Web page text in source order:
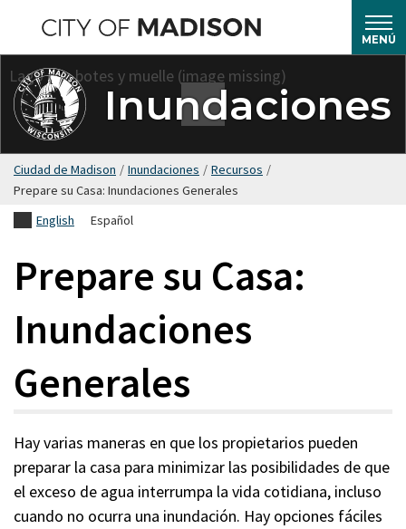
el
contenido
principal
MENÚ
Inundaciones
Ciudad de Madison / Inundaciones / Recursos /
Prepare su Casa: Inundaciones Generales
English
Español
Prepare su Casa:
Inundaciones
Generales
Hay varias maneras en que los propietarios pueden
preparar la casa para minimizar las posibilidades de que
el exceso de agua interrumpa la vida cotidiana, incluso
cuando no ocurra una inundación. Hay opciones fáciles